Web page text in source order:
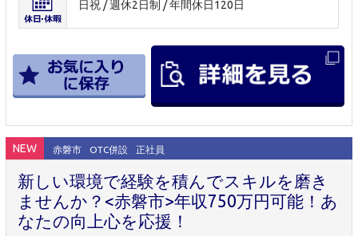
日祝 / 週休2日制 / 年間休日120日
NEW 赤磐市 OTC併設 正社員
新しい環境で経験を積んでスキルを磨き
ませんか？<赤磐市>年収750万円可能！あ
なたの向上心を応援！